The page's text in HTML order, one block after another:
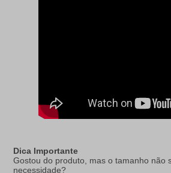
Dica Importante
Gostou do produto, mas o tamanho não
necessidade?